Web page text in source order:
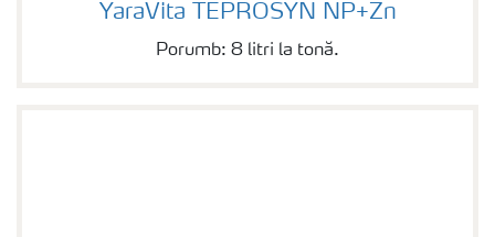
YaraVita TEPROSYN NP+Zn
Porumb: 8 litri la tonă.